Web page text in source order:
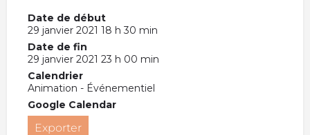
Date de début
29 janvier 2021 18 h 30 min
Date de fin
29 janvier 2021 23 h 00 min
Calendrier
Animation - Événementiel
Google Calendar
Exporter